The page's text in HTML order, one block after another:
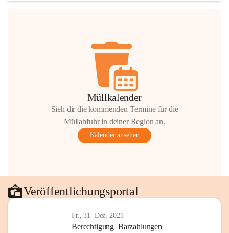
Müllkalender
Sieh dir die kommenden Termine für die
Müllabfuhr in deiner Region an.
Kalender ansehen
Veröffentlichungsportal
Fr., 31. Dez. 2021
Berechtigung_Barzahlungen